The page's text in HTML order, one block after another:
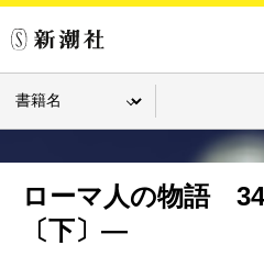
ローマ人の物語
〔下〕―